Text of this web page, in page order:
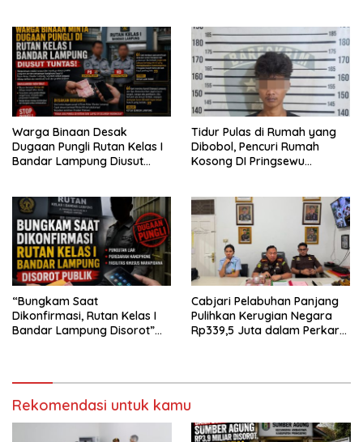
Warga Binaan Desak
Dugaan Pungli Rutan Kelas I
Bandar Lampung Diusut
Tidur Pulas di Rumah yang
Dibobol, Pencuri Rumah
Kosong DI Pringsewu
“Bungkam Saat
Dikonfirmasi, Rutan Kelas I
Bandar Lampung Disorot”
Cabjari Pelabuhan Panjang
Pulihkan Kerugian Negara
Rp339,5 Juta dalam Perkara
Rekomendasi untuk kamu